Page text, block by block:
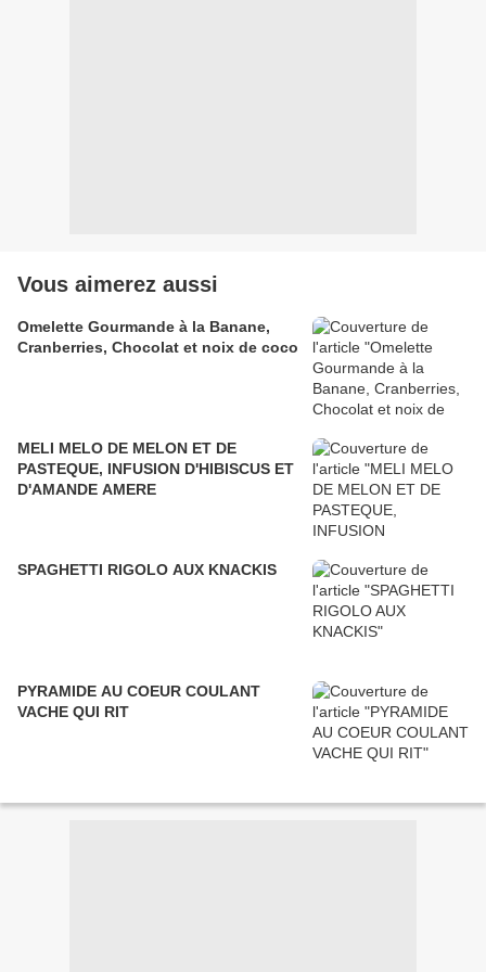
Vous aimerez aussi
Omelette Gourmande à la Banane,
Cranberries, Chocolat et noix de coco
MELI MELO DE MELON ET DE
PASTEQUE, INFUSION D'HIBISCUS ET
D'AMANDE AMERE
SPAGHETTI RIGOLO AUX KNACKIS
PYRAMIDE AU COEUR COULANT
VACHE QUI RIT